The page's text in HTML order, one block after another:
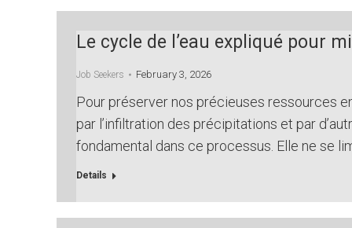
Le cycle de l’eau expliqué pour
Job Seekers February 3, 2026
Pour préserver nos précieuses ressources
par l’infiltration des précipitations et par
fondamental dans ce processus. Elle ne se
Details